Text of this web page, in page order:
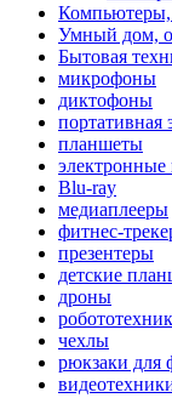
Компьютеры,
Умный дом,
Бытовая
микрофоны
диктофоны
портативная
планшеты
электронные
Blu-ray
медиаплееры
фитнес-
презентеры
детские
дроны
чехлы
рюкзаки для